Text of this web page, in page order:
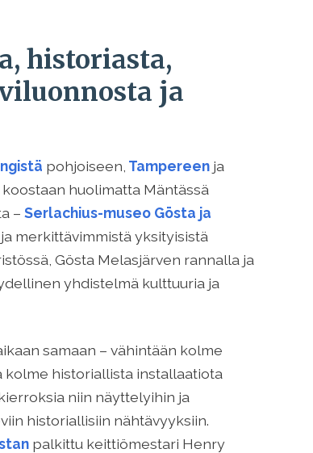
historiasta,
ja
pohjoiseen, Tampereen ja
huolimatta Mäntässä
– Serlachius-museo Gösta ja
merkittävimmistä yksityisistä
Gösta Melasjärven rannalla ja
yhdistelmä kulttuuria ja
samaan – vähintään kolme
historiallista installaatiota
niin näyttelyihin ja
historiallisiin nähtävyyksiin.
palkittu keittiömestari Henry